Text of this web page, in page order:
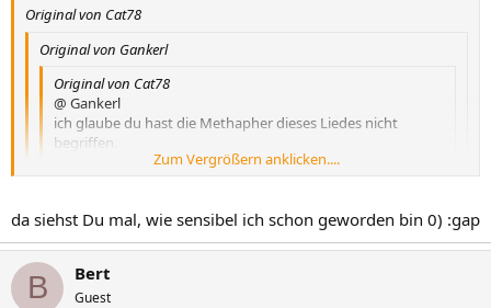
Original von Cat78
Original von Gankerl
Original von Cat78
@ Gankerl
ich glaube du hast die Methapher dieses Liedes nicht
begriffen.
Schade eigentlich den es ist noch relativ einfach den wahren
Inhalt zu erkennen.Zum Vergrößern anklicken....
Wahr doch nur ironisch gemeint. ;D :maldrueck
Zum Vergrößern anklicken....
da siehst Du mal, wie sensibel ich schon geworden bin 0) :gap
B Bert
Guest